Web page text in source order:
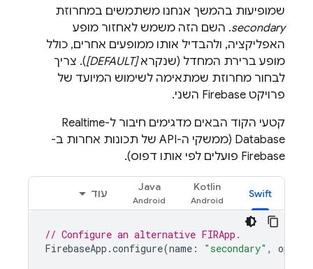
שמופיעות בהמשך אנחנו משתמשים במחרוזת
secondary. השם הזה משמש לאחזור מופע
האפליקציה, ולהבדיל אותו ממופעים אחרים, כולל
מופע ברירת המחדל (שנקרא[DEFAULT]
). צריך
לבחור מחרוזת שמתאימה לשימוש המיועד של
פרויקט Firebase השני.
קטעי הקוד הבאים מדגימים חיבור ל-Realtime
Database
(ממשקי ה-API של תכונות אחרות ב-
Firebase פועלים לפי אותו דפוס).
Swift
Kotlin
Java
עוד
// Configure an alternative FIRApp.
FirebaseApp .configure(name : "secondary" ,